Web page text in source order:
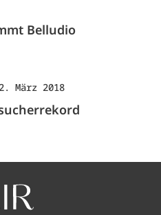
Belludio
März 2018